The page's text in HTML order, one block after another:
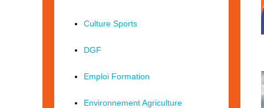
Culture Sports
DGF
Emploi Formation
Environnement Agriculture